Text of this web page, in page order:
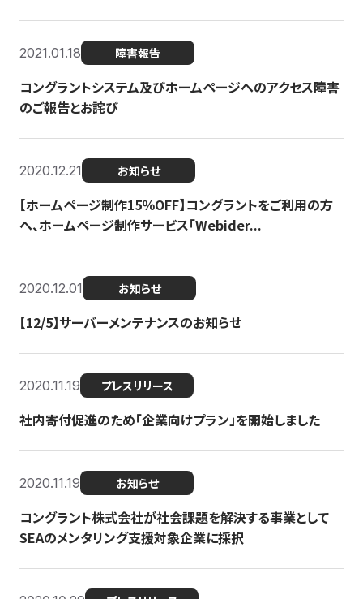
2021.01.18 障害報告
コングラントシステム及びホームページへのアクセス障害
のご報告とお詫び
2020.12.21 お知らせ
【ホームページ制作15％OFF】コングラントをご利用の方
へ、ホームページ制作サービス「Webider...
2020.12.01 お知らせ
【12/5】サーバーメンテナンスのお知らせ
2020.11.19 プレスリリース
社内寄付促進のため「企業向けプラン」を開始しました
2020.11.19 お知らせ
コングラント株式会社が社会課題を解決する事業として
SEAのメンタリング支援対象企業に採択